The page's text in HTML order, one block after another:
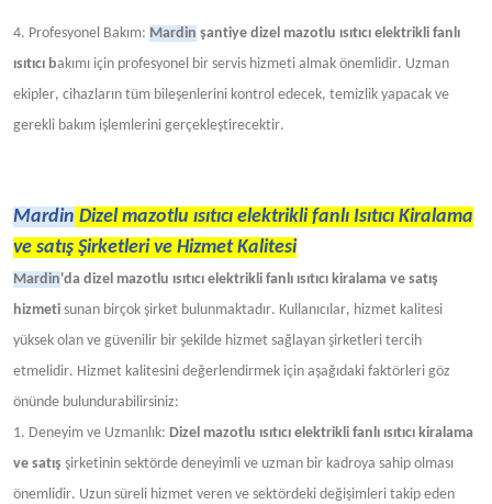
4. Profesyonel Bakım: Mardin şantiye dizel mazotlu ısıtıcı elektrikli fanlı
ısıtıcı bakımı için profesyonel bir servis hizmeti almak önemlidir. Uzman
ekipler, cihazların tüm bileşenlerini kontrol edecek, temizlik yapacak ve
gerekli bakım işlemlerini gerçekleştirecektir.
Mardin Dizel mazotlu ısıtıcı elektrikli fanlı Isıtıcı Kiralama
ve satış Şirketleri ve Hizmet Kalitesi
Mardin'da dizel mazotlu ısıtıcı elektrikli fanlı ısıtıcı kiralama ve satış
hizmeti sunan birçok şirket bulunmaktadır. Kullanıcılar, hizmet kalitesi
yüksek olan ve güvenilir bir şekilde hizmet sağlayan şirketleri tercih
etmelidir. Hizmet kalitesini değerlendirmek için aşağıdaki faktörleri göz
önünde bulundurabilirsiniz:
1. Deneyim ve Uzmanlık: Dizel mazotlu ısıtıcı elektrikli fanlı ısıtıcı kiralama
ve satış şirketinin sektörde deneyimli ve uzman bir kadroya sahip olması
önemlidir. Uzun süreli hizmet veren ve sektördeki değişimleri takip eden